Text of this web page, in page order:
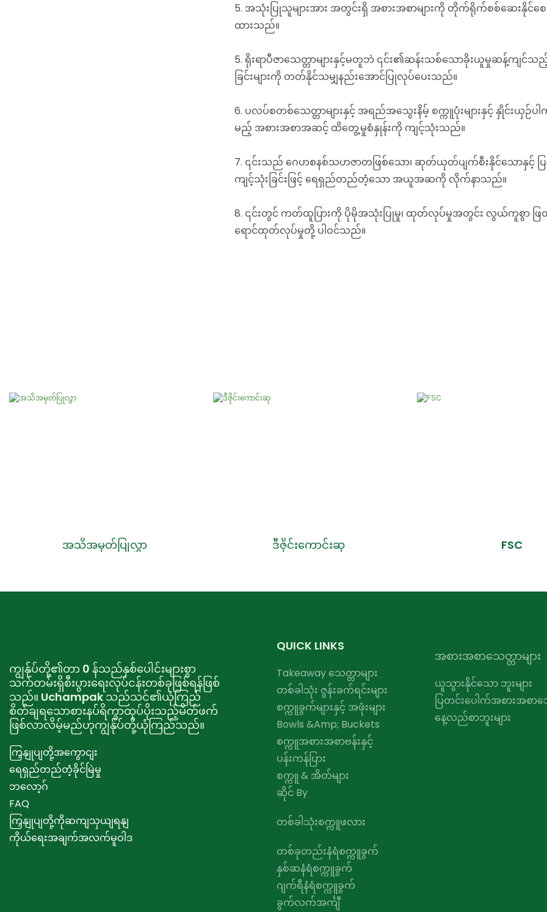
5. အသုံးပြုသူများအား အတွင်းရှိ အစားအစာများကို တိုက်ရိုက်စစ်ဆေးနိုင်
ထားသည်။
5. ရိုးရာပီဇာသေတ္တာများနှင့်မတူဘဲ ၎င်း၏ဆန်းသစ်သောခိုးယူမှုဆန့်က
ခြင်းများကို တတ်နိုင်သမျှနည်းအောင်ပြုလုပ်ပေးသည်။
6. ပလပ်စတစ်သေတ္တာများနှင့် အရည်အသွေးနိမ့် စက္ကူပုံးများနှင့် နှိုင်းယှ
မည့် အစားအစာအဆင့် ထိတွေ့မှုစံနှုန်းကို ကျင့်သုံးသည်။
7. ၎င်းသည် ဂေဟစနစ်သဟဇာတဖြစ်သော၊ ဆုတ်ယုတ်ပျက်စီးနိုင်သောနှင့် ပ
ကျင့်သုံးခြင်းဖြင့် ရေရှည်တည်တံ့သော အယူအဆကို လိုက်နာသည်။
8. ၎င်းတွင် ကတ်ထူပြားကို ပိုမိုအသုံးပြုမှု၊ ထုတ်လုပ်မှုအတွင်း လွယ်ကူစွာ ဖြတ်
ရောင်ထုတ်လုပ်မှုတို့ ပါဝင်သည်။
အသိအမှတ်ပြုလွှာ ဒီဇိုင်းကောင်းဆု FSC
ကျွန်ုပ်တို့၏တာ 0 န်သည်နှစ်ပေါင်းများစွာ
သက်တမ်းရှိစီးပွားရေးလုပ်ငန်းတစ်ခုဖြစ်ရန်ဖြစ်
သည်။ Uchampak သည်သင်၏ယုံကြည်
စိတ်ချရသောစားနပ်ရိက္ခာထုပ်ပိုးသည့်မိတ်ဖက်
ဖြစ်လာလိမ့်မည်ဟုကျွန်ုပ်တို့ယုံကြည်သည်။
ကြှနျုပျတို့အကွောငျး
ရေရှည်တည်တံ့ခိုင်မြဲမှု
ဘလော့ဂ်
FAQ
ကြှနျုပျတို့ကိုဆကျသှယျရနျ
ကိုယ်ရေးအချက်အလက်မူဝါဒ
QUICK LINKS
Takeaway သေတ္တာများ
တစ်ခါသုံး ဇွန်းခက်ရင်းများ
စက္ကူခွက်များနှင့် အဖုံးများ
Bowls &amp; Buckets
စက္ကူအစားအစာဗန်းနှင့်
ပန်းကန်ပြား
စက္ကူ & အိတ်များ
ဆိုင် By
တစ်ခါသုံးစက္ကူဖလား
တစ်ခုတည်းနံရံစက္ကူခွက်
နှစ်ဆနံရံစက္ကူခွက်
ဂျက်ရီနံရံစက္ကူခွက်
ခွက်လက်အင်္ကျီ
အစားအစာသေတ္တာများ
ယူသွားနိုင်သော ဘူးများ
ပြတင်းပေါက်အစားအစာသ
နေ့လည်စာဘူးများ